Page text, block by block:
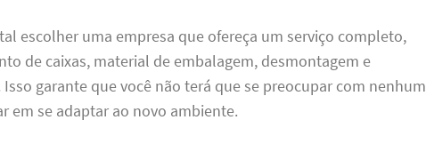
escolher uma empresa que ofereça um serviço completo,
de caixas, material de embalagem, desmontagem e
garante que você não terá que se preocupar com nenhum
em se adaptar ao novo ambiente.